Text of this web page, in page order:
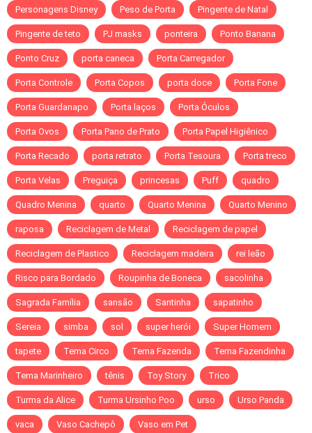
Personagens Disney Peso de Porta Pingente de Natal
Pingente de teto PJ masks ponteira Ponto Banana
Ponto Cruz porta caneca Porta Carregador
Porta Controle Porta Copos porta doce Porta Fone
Porta Guardanapo Porta laços Porta Óculos
Porta Ovos Porta Pano de Prato Porta Papel Higiênico
Porta Recado porta retrato Porta Tesoura Porta treco
Porta Velas Preguiça princesas Puff quadro
Quadro Menina quarto Quarto Menina Quarto Menino
raposa Reciclagem de Metal Reciclagem de papel
Reciclagem de Plastico Reciclagem madeira rei leão
Risco para Bordado Roupinha de Boneca sacolinha
Sagrada Família sansão Santinha sapatinho
Sereia simba sol super herói Super Homem
tapete Tema Circo Tema Fazenda Tema Fazendinha
Tema Marinheiro tênis Toy Story Trico
Turma da Alice Turma Ursinho Poo urso Urso Panda
vaca Vaso Cachepô Vaso em Pet